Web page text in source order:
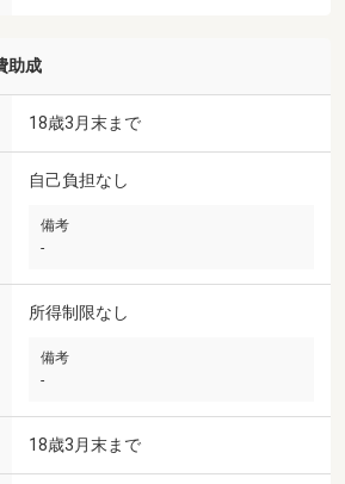
助成
18歳3月末まで
自己負担なし
備考
-
所得制限なし
備考
-
18歳3月末まで